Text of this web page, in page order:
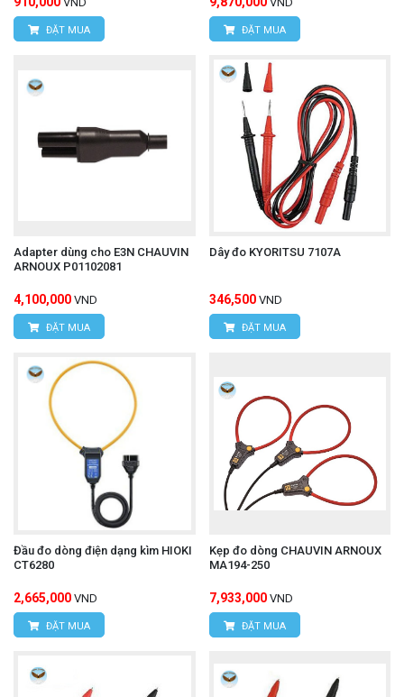
ĐẶT MUA ĐẶT MUA
Adapter dùng cho E3N CHAUVIN
ARNOUX P01102081
4,100,000 VND
ĐẶT MUA
Dây đo KYORITSU 7107A
346,500 VND
ĐẶT MUA
Đầu đo dòng điện dạng kìm HIOKI
CT6280
2,665,000 VND
ĐẶT MUA
Kẹp đo dòng CHAUVIN ARNOUX
MA194-250
7,933,000 VND
ĐẶT MUA